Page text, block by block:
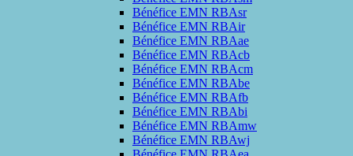
Bénéfice EMN RBAsr
Bénéfice EMN RBAir
Bénéfice EMN RBAae
Bénéfice EMN RBAcb
Bénéfice EMN RBAcm
Bénéfice EMN RBAbe
Bénéfice EMN RBAfb
Bénéfice EMN RBAbi
Bénéfice EMN RBAmw
Bénéfice EMN RBAwj